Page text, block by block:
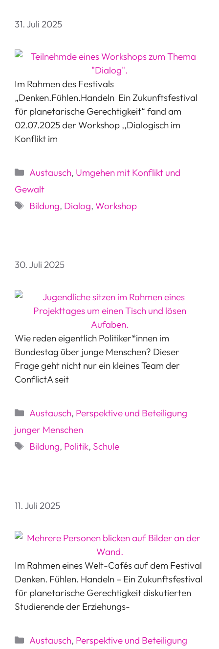
31. Juli 2025
Im Rahmen des Festivals
„Denken.Fühlen.Handeln  Ein Zukunftsfestival
für planetarische Gerechtigkeit“ fand am
02.07.2025 der Workshop ,,Dialogisch im
Konflikt im
Kategorien
Austausch, Umgehen mit Konflikt und
Gewalt
Schlagwörter
Bildung, Dialog, Workshop
30. Juli 2025
Wie reden eigentlich Politiker*innen im
Bundestag über junge Menschen? Dieser
Frage geht nicht nur ein kleines Team der
ConflictA seit
Kategorien
Austausch, Perspektive und Beteiligung
junger Menschen
Schlagwörter
Bildung, Politik, Schule
11. Juli 2025
Im Rahmen eines Welt-Cafés auf dem Festival
Denken. Fühlen. Handeln – Ein Zukunftsfestival
für planetarische Gerechtigkeit diskutierten
Studierende der Erziehungs-
Kategorien
Austausch, Perspektive und Beteiligung